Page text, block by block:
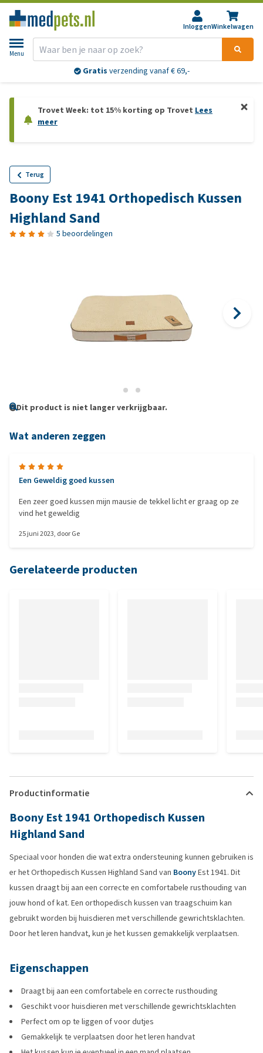
InloggenWinkelwagen
Menu
Gratis verzending vanaf € 69,-
Trovet Week: tot 15% korting op Trovet Lees
meer
Terug
Boony Est 1941 Orthopedisch Kussen
Highland Sand
5 beoordelingen
Dit product is niet langer verkrijgbaar.
Wat anderen zeggen
Een Geweldig goed kussen
Een zeer goed kussen mijn mausie de tekkel licht er graag op ze
vind het geweldig
25 juni 2023, doorGe
Gerelateerde producten
Productinformatie
Boony Est 1941 Orthopedisch Kussen
Highland Sand
Speciaal voor honden die wat extra ondersteuning kunnen gebruiken is
er het Orthopedisch Kussen Highland Sand van BoonyEst 1941. Dit
kussen draagt bij aan een correcte en comfortabele rusthouding van
jouw hond of kat. Een orthopedisch kussen van traagschuim kan
gebruikt worden bij huisdieren met verschillende gewrichtsklachten.
Door het leren handvat, kun je het kussen gemakkelijk verplaatsen.
Eigenschappen
Draagt bij aan een comfortabele en correcte rusthouding
Geschikt voor huisdieren met verschillende gewrichtsklachten
Perfect om op te liggen of voor dutjes
Gemakkelijk te verplaatsen door het leren handvat